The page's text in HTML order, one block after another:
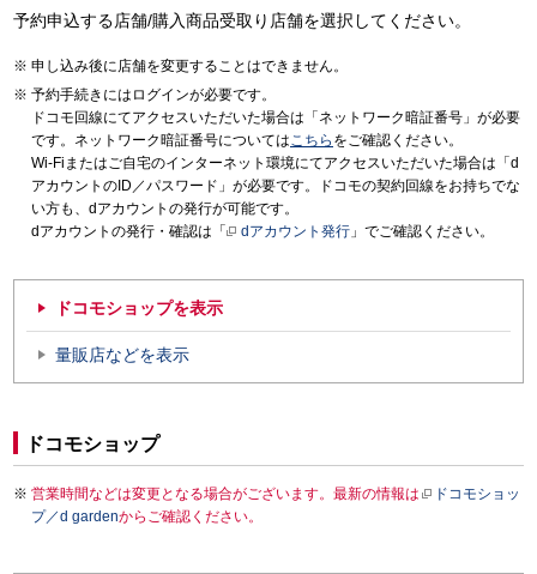
予約申込する店舗/購入商品受取り店舗を選択してください。
申し込み後に店舗を変更することはできません。
予約手続きにはログインが必要です。
ドコモ回線にてアクセスいただいた場合は「ネットワーク暗証番号」が必要
です。ネットワーク暗証番号についてはこちら をご確認ください。
Wi-Fiまたはご自宅のインターネット環境にてアクセスいただいた場合は「d
アカウントのID／パスワード」が必要です。ドコモの契約回線をお持ちでな
い方も、dアカウントの発行が可能です。
dアカウントの発行・確認は「
dアカウント発行 」でご確認ください。
ドコモショップを表示
量販店などを表示
ドコモショップ
営業時間などは変更となる場合がございます。最新の情報は
ドコモショッ
プ／d gardenからご確認ください。